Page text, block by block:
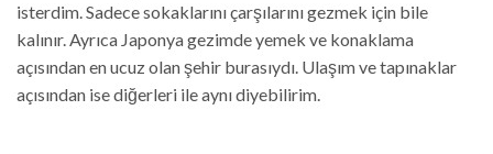
isterdim. Sadece sokaklarını çarşılarını gezmek için bile
kalınır. Ayrıca Japonya gezimde yemek ve konaklama
açısından en ucuz olan şehir burasıydı. Ulaşım ve tapınaklar
açısından ise diğerleri ile aynı diyebilirim.